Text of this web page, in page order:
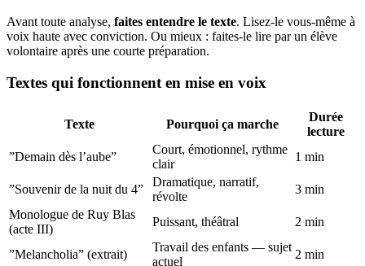
Avant toute analyse, faites entendre le texte. Lisez-le vous-même à
voix haute avec conviction. Ou mieux : faites-le lire par un élève
volontaire après une courte préparation.
Textes qui fonctionnent en mise en voix
Texte Pourquoi ça marche
Durée
lecture
”Demain dès l’aube”
Court, émotionnel, rythme
clair
1 min
”Souvenir de la nuit du 4”
Dramatique, narratif,
révolte
3 min
Monologue de Ruy Blas
(acte III)
Puissant, théâtral 2 min
”Melancholia” (extrait)
Travail des enfants — sujet
actuel
2 min